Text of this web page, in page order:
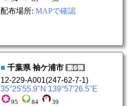
配布場所: MAPで確認
■ 千葉県 袖ケ浦市
12-229-A001(247-62-7-1)
35°25'55.9"N 139°57'26.5"E
95 84 39